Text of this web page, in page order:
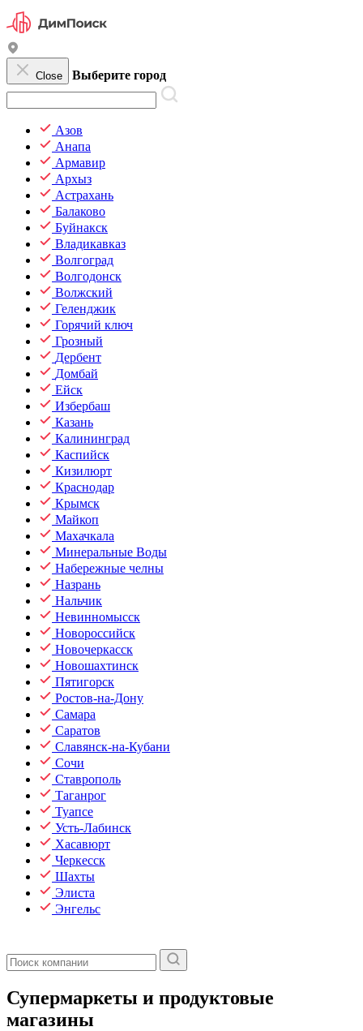
Close Выберите город
Азов
Анапа
Армавир
Архыз
Астрахань
Балаково
Буйнакск
Владикавказ
Волгоград
Волгодонск
Волжский
Геленджик
Горячий ключ
Грозный
Дербент
Домбай
Ейск
Избербаш
Казань
Калининград
Каспийск
Кизилюрт
Краснодар
Крымск
Майкоп
Махачкала
Минеральные Воды
Набережные челны
Назрань
Нальчик
Невинномысск
Новороссийск
Новочеркасск
Новошахтинск
Пятигорск
Ростов-на-Дону
Самара
Саратов
Славянск-на-Кубани
Сочи
Ставрополь
Таганрог
Туапсе
Усть-Лабинск
Хасавюрт
Черкесск
Шахты
Элиста
Энгельс
Супермаркеты и продуктовые
магазины